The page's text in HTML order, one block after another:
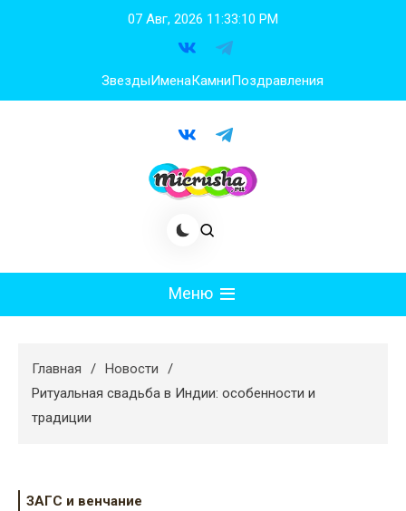
07 Авг, 2026 11:33:11 PM
ЗвездыИменаКамниПоздравления
Меню
Худеем
Психология
Главная
Новости
Ритуальная свадьба в Индии: особенности и
традиции
ЗАГС и венчание